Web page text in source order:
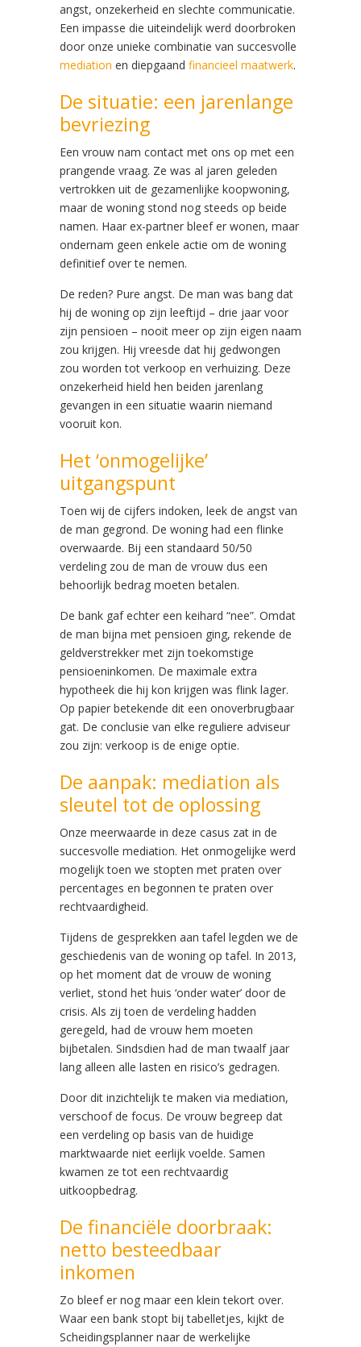
angst, onzekerheid en slechte communicatie.
Een impasse die uiteindelijk werd doorbroken
door onze unieke combinatie van succesvolle
mediation en diepgaand financieel maatwerk.
De situatie: een jarenlange
bevriezing
Een vrouw nam contact met ons op met een
prangende vraag. Ze was al jaren geleden
vertrokken uit de gezamenlijke koopwoning,
maar de woning stond nog steeds op beide
namen. Haar ex-partner bleef er wonen, maar
ondernam geen enkele actie om de woning
definitief over te nemen.
De reden? Pure angst. De man was bang dat
hij de woning op zijn leeftijd – drie jaar voor
zijn pensioen – nooit meer op zijn eigen naam
zou krijgen. Hij vreesde dat hij gedwongen
zou worden tot verkoop en verhuizing. Deze
onzekerheid hield hen beiden jarenlang
gevangen in een situatie waarin niemand
vooruit kon.
Het ‘onmogelijke’
uitgangspunt
Toen wij de cijfers indoken, leek de angst van
de man gegrond. De woning had een flinke
overwaarde. Bij een standaard 50/50
verdeling zou de man de vrouw dus een
behoorlijk bedrag moeten betalen.
De bank gaf echter een keihard “nee”. Omdat
de man bijna met pensioen ging, rekende de
geldverstrekker met zijn toekomstige
pensioeninkomen. De maximale extra
hypotheek die hij kon krijgen was flink lager.
Op papier betekende dit een onoverbrugbaar
gat. De conclusie van elke reguliere adviseur
zou zijn: verkoop is de enige optie.
De aanpak: mediation als
sleutel tot de oplossing
Onze meerwaarde in deze casus zat in de
succesvolle mediation. Het onmogelijke werd
mogelijk toen we stopten met praten over
percentages en begonnen te praten over
rechtvaardigheid.
Tijdens de gesprekken aan tafel legden we de
geschiedenis van de woning op tafel. In 2013,
op het moment dat de vrouw de woning
verliet, stond het huis ‘onder water’ door de
crisis. Als zij toen de verdeling hadden
geregeld, had de vrouw hem moeten
bijbetalen. Sindsdien had de man twaalf jaar
lang alleen alle lasten en risico’s gedragen.
Door dit inzichtelijk te maken via mediation,
verschoof de focus. De vrouw begreep dat
een verdeling op basis van de huidige
marktwaarde niet eerlijk voelde. Samen
kwamen ze tot een rechtvaardig
uitkoopbedrag.
De financiële doorbraak:
netto besteedbaar
inkomen
Zo bleef er nog maar een klein tekort over.
Waar een bank stopt bij tabelletjes, kijkt de
Scheidingsplanner naar de werkelijke